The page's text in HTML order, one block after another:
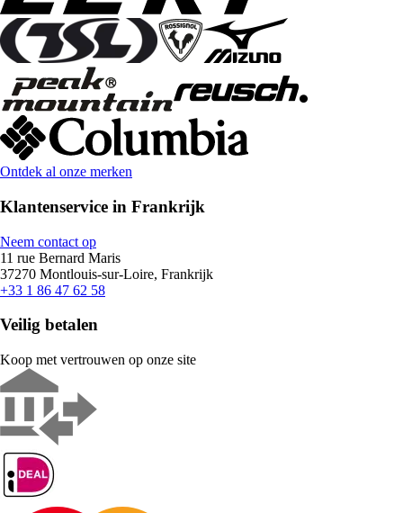
Ontdek al onze merken
Klantenservice in Frankrijk
Neem contact op
11 rue Bernard Maris
37270 Montlouis-sur-Loire, Frankrijk
+33 1 86 47 62 58
Veilig betalen
Koop met vertrouwen op onze site